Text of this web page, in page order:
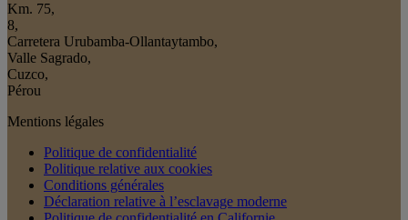
Km. 75,
8,
Carretera Urubamba-Ollantaytambo,
Valle Sagrado,
Cuzco,
Pérou
Mentions légales
Politique de confidentialité
Politique relative aux cookies
Conditions générales
Déclaration relative à l’esclavage moderne